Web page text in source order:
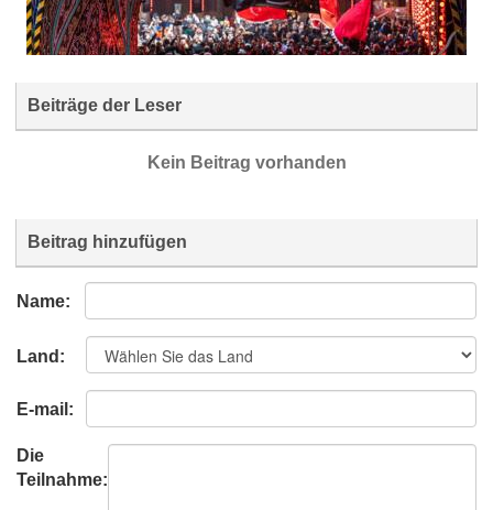
Beiträge der Leser
Kein Beitrag vorhanden
Beitrag hinzufügen
Name:
Land:
E-mail:
Die
Teilnahme: